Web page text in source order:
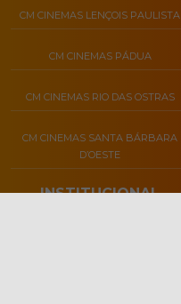
CM CINEMAS LENÇOIS PAULISTA
CM CINEMAS PÁDUA
CM CINEMAS RIO DAS OSTRAS
CM CINEMAS SANTA BÁRBARA
D’OESTE
INSTITUCIONAL